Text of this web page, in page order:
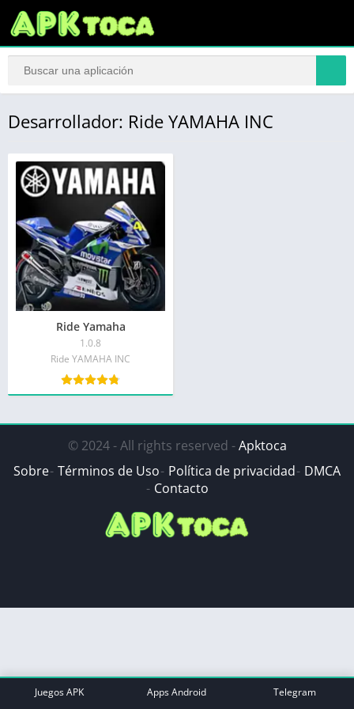
Desarrollador: Ride YAMAHA INC
Ride Yamaha
1.0.8
Ride YAMAHA INC
© 2024 - All rights reserved -Apktoca
Sobre Términos de Uso Política de privacidad DMCA
Contacto
Juegos APK Apps Android Telegram